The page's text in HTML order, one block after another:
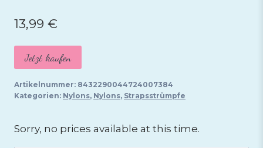
13,99 €
Jetzt kaufen
Artikelnummer: 8432290044724007384
Kategorien: Nylons, Nylons, Strapsstrümpfe
Sorry, no prices available at this time.